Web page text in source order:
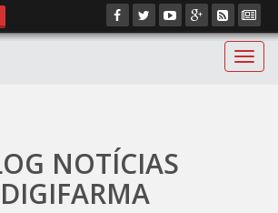
NOTÍCIAS
DIGIFARMA